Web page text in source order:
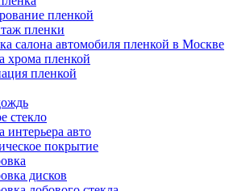
пленкой
пленки
салона автомобиля пленкой в Москве
хрома пленкой
пленкой
стекло
интерьера авто
покрытие
дисков